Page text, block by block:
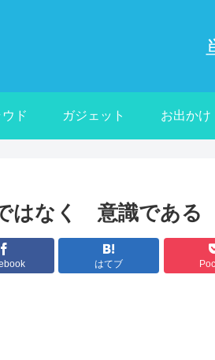
ド ガジェット お出かけ
はなく 意識である
はてブ